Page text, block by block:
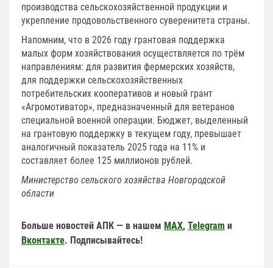
производства сельскохозяйственной продукции и
укрепление продовольственного суверенитета страны.
Напомним, что в 2026 году грантовая поддержка
малых форм хозяйствования осуществляется по трём
направлениям: для развития фермерских хозяйств,
для поддержки сельскохозяйственных
потребительских кооперативов и новый грант
«Агромотиватор», предназначенный для ветеранов
специальной военной операции. Бюджет, выделенный
на грантовую поддержку в текущем году, превышает
аналогичный показатель 2025 года на 11% и
составляет более 125 миллионов рублей.
Министерство сельского хозяйства Новгородской
области
Больше новостей АПК — в нашем MAX, Telegram и
Вконтакте. Подписывайтесь!